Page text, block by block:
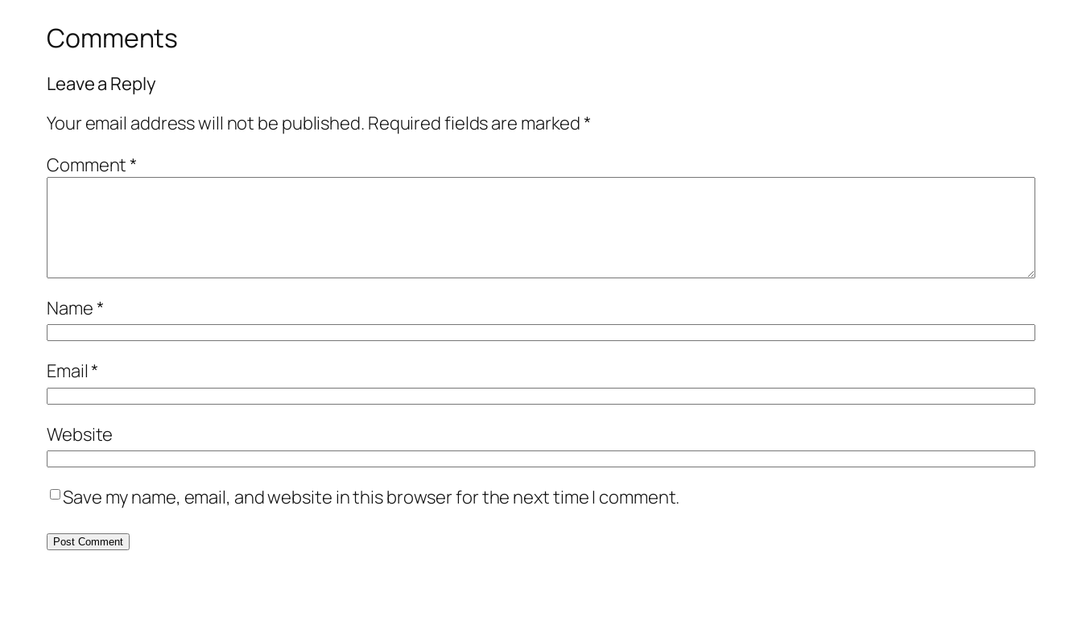
Comments
Leave a Reply
Your email address will not be published. Required fields are marked*
Comment*
Name*
Email*
Website
Save my name, email, and website in this browser for the next time I comment.